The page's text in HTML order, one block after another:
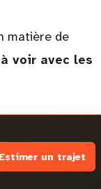
matière de
voir avec les
Estimer un trajet